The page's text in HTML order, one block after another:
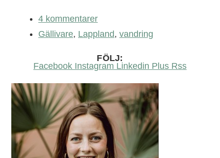
4 kommentarer
Gällivare, Lappland, vandring
FÖLJ:
Facebook Instagram Linkedin Plus Rss